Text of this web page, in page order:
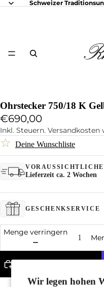
Wir legen hohen
Schweizer
Ohrstecker 750/18 K
€690,00
Inkl. Steuern.
☆ Deine Wunschliste
Lieferzeit ca. 2 Wochen
GESCHENKSERVICE
Menge verringern